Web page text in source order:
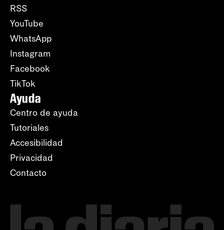
RSS
YouTube
WhatsApp
Instagram
Facebook
TikTok
Ayuda
Centro de ayuda
Tutoriales
Accesibilidad
Privacidad
Contacto